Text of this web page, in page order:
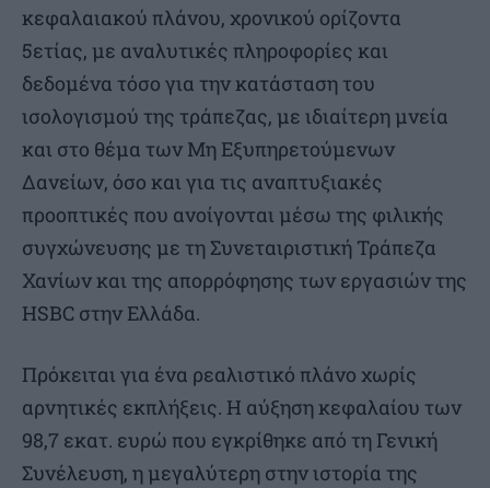
κεφαλαιακού πλάνου, χρονικού ορίζοντα
5ετίας, με αναλυτικές πληροφορίες και
δεδομένα τόσο για την κατάσταση του
ισολογισμού της τράπεζας, με ιδιαίτερη μνεία
και στο θέμα των Μη Εξυπηρετούμενων
Δανείων, όσο και για τις αναπτυξιακές
προοπτικές που ανοίγονται μέσω της φιλικής
συγχώνευσης με τη Συνεταιριστική Τράπεζα
Χανίων και της απορρόφησης των εργασιών της
HSBC στην Ελλάδα.
Πρόκειται για ένα ρεαλιστικό πλάνο χωρίς
αρνητικές εκπλήξεις. Η αύξηση κεφαλαίου των
98,7 εκατ. ευρώ που εγκρίθηκε από τη Γενική
Συνέλευση, η μεγαλύτερη στην ιστορία της